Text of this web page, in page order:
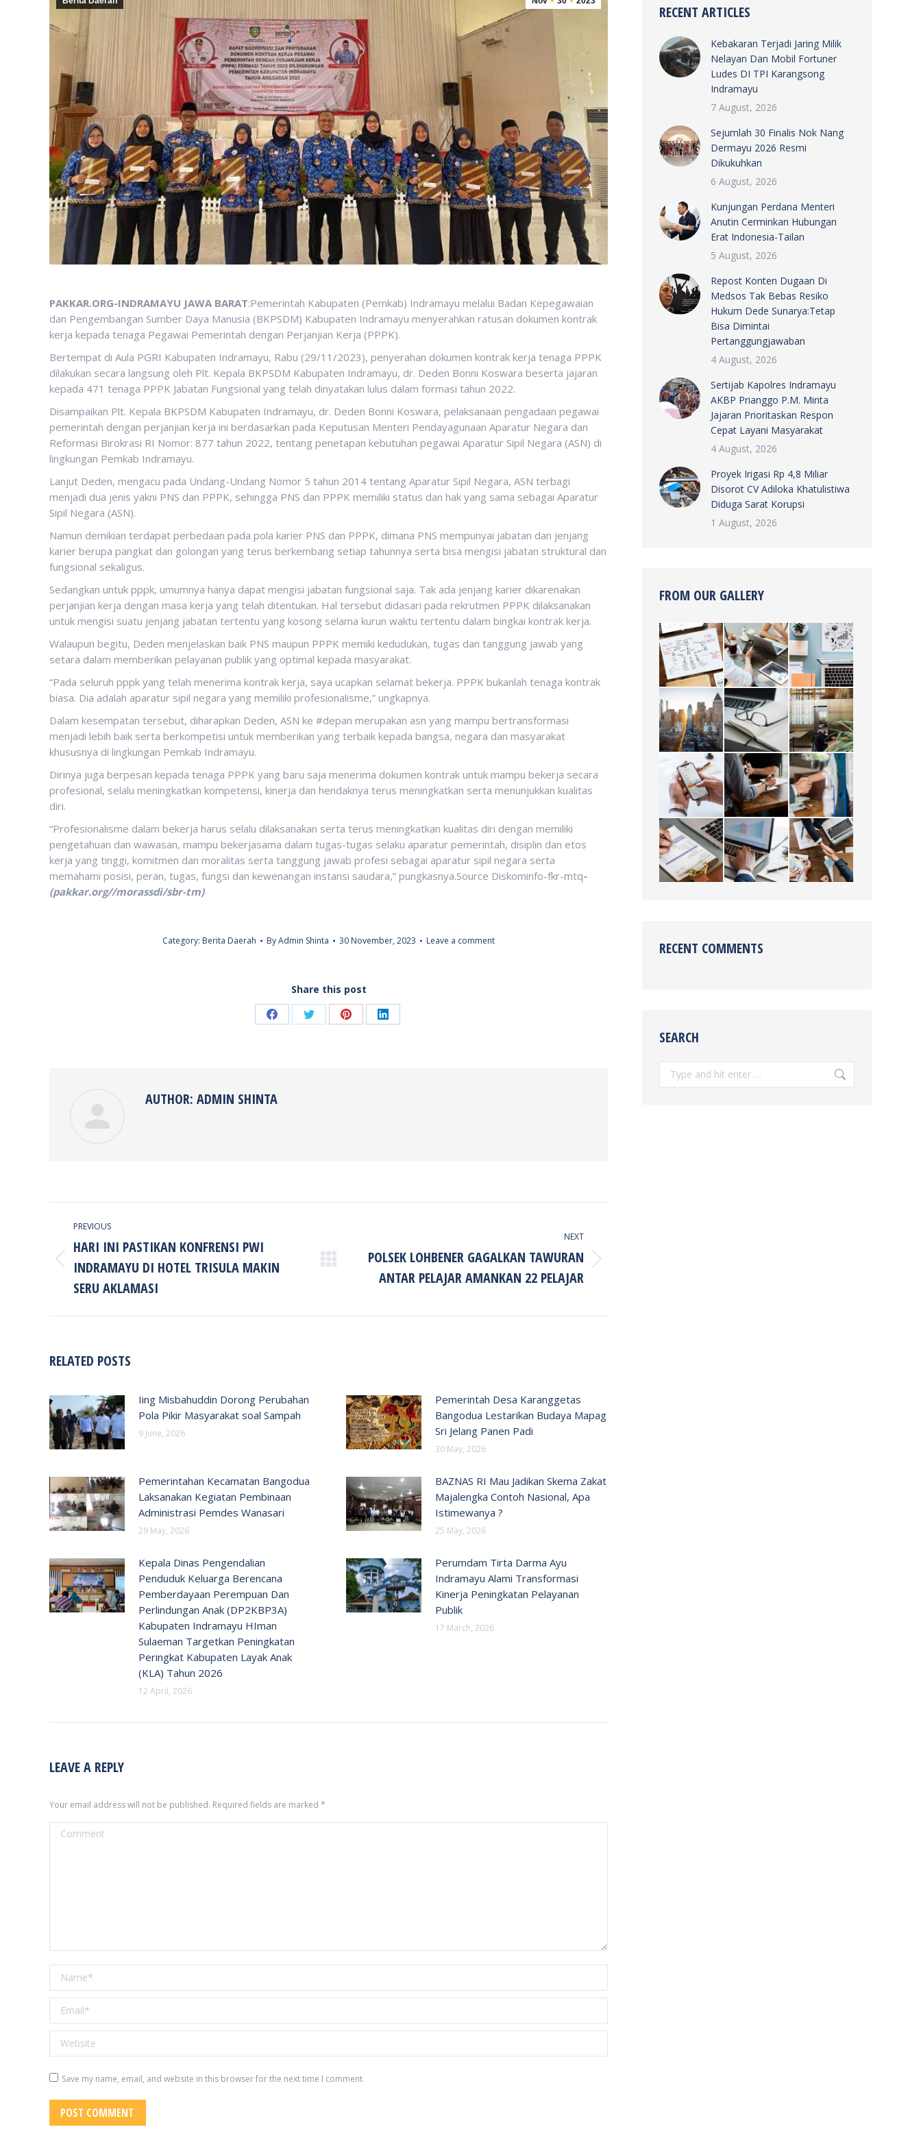
PAKKAR.ORG-INDRAMAYU JAWA BARAT:Pemerintah Kabupaten (Pemkab) Indramayu melalui Badan Kepegawaian
dan Pengembangan Sumber Daya Manusia (BKPSDM) Kabupaten Indramayu menyerahkan ratusan dokumen kontrak
kerja kepada tenaga Pegawai Pemerintah dengan Perjanjian Kerja (PPPK).
Bertempat di Aula PGRI Kabupaten Indramayu, Rabu (29/11/2023), penyerahan dokumen kontrak kerja tenaga PPPK
dilakukan secara langsung oleh Plt. Kepala BKPSDM Kabupaten Indramayu, dr. Deden Bonni Koswara beserta jajaran
kepada 471 tenaga PPPK Jabatan Fungsional yang telah dinyatakan lulus dalam formasi tahun 2022.
Disampaikan Plt. Kepala BKPSDM Kabupaten Indramayu, dr. Deden Bonni Koswara, pelaksanaan pengadaan pegawai
pemerintah dengan perjanjian kerja ini berdasarkan pada Keputusan Menteri Pendayagunaan Aparatur Negara dan
Reformasi Birokrasi RI Nomor: 877 tahun 2022, tentang penetapan kebutuhan pegawai Aparatur Sipil Negara (ASN) di
lingkungan Pemkab Indramayu.
Lanjut Deden, mengacu pada Undang-Undang Nomor 5 tahun 2014 tentang Aparatur Sipil Negara, ASN terbagi
menjadi dua jenis yakni PNS dan PPPK, sehingga PNS dan PPPK memiliki status dan hak yang sama sebagai Aparatur
Sipil Negara (ASN).
Namun demikian terdapat perbedaan pada pola karier PNS dan PPPK, dimana PNS mempunyai jabatan dan jenjang
karier berupa pangkat dan golongan yang terus berkembang setiap tahunnya serta bisa mengisi jabatan struktural dan
fungsional sekaligus.
Sedangkan untuk pppk, umumnya hanya dapat mengisi jabatan fungsional saja. Tak ada jenjang karier dikarenakan
perjanjian kerja dengan masa kerja yang telah ditentukan. Hal tersebut didasari pada rekrutmen PPPK dilaksanakan
untuk mengisi suatu jenjang jabatan tertentu yang kosong selama kurun waktu tertentu dalam bingkai kontrak kerja.
Walaupun begitu, Deden menjelaskan baik PNS maupun PPPK memiki kedudukan, tugas dan tanggung jawab yang
setara dalam memberikan pelayanan publik yang optimal kepada masyarakat.
“Pada seluruh pppk yang telah menerima kontrak kerja, saya ucapkan selamat bekerja. PPPK bukanlah tenaga kontrak
biasa. Dia adalah aparatur sipil negara yang memiliki profesionalisme,” ungkapnya.
Dalam kesempatan tersebut, diharapkan Deden, ASN ke #depan merupakan asn yang mampu bertransformasi
menjadi lebih baik serta berkompetisi untuk memberikan yang terbaik kepada bangsa, negara dan masyarakat
khususnya di lingkungan Pemkab Indramayu.
Dirinya juga berpesan kepada tenaga PPPK yang baru saja menerima dokumen kontrak untuk mampu bekerja secara
profesional, selalu meningkatkan kompetensi, kinerja dan hendaknya terus meningkatkan serta menunjukkan kualitas
diri.
“Profesionalisme dalam bekerja harus selalu dilaksanakan serta terus meningkatkan kualitas diri dengan memiliki
pengetahuan dan wawasan, mampu bekerjasama dalam tugas-tugas selaku aparatur pemerintah, disiplin dan etos
kerja yang tinggi, komitmen dan moralitas serta tanggung jawab profesi sebagai aparatur sipil negara serta
memahami posisi, peran, tugas, fungsi dan kewenangan instansi saudara,” pungkasnya.Source Diskominfo-fkr-mtq-
(pakkar.org//morassdi/sbr-tm)
Category: Berita Daerah ByAdmin Shinta 30 November, 2023 Leave a comment
Share this post
Share Share Share Share
AUTHOR: ADMIN SHINTA
NAVIGATION
PREVIOUS
Previous
post:
HARI INI PASTIKAN KONFRENSI PWI
INDRAMAYU DI HOTEL TRISULA MAKIN
SERU AKLAMASI
NEXT
Next
post:
POLSEK LOHBENER GAGALKAN TAWURAN
ANTAR PELAJAR AMANKAN 22 PELAJAR
RELATED POSTS
Iing Misbahuddin Dorong Perubahan
Pola Pikir Masyarakat soal Sampah
9 June, 2026
Pemerintah Desa Karanggetas
Bangodua Lestarikan Budaya Mapag
Sri Jelang Panen Padi
30 May, 2026
Pemerintahan Kecamatan Bangodua
Laksanakan Kegiatan Pembinaan
Administrasi Pemdes Wanasari
29 May, 2026
BAZNAS RI Mau Jadikan Skema Zakat
Majalengka Contoh Nasional, Apa
Istimewanya ?
25 May, 2026
Kepala Dinas Pengendalian
Penduduk Keluarga Berencana
Pemberdayaan Perempuan Dan
Perlindungan Anak (DP2KBP3A)
Kabupaten Indramayu HIman
Sulaeman Targetkan Peningkatan
Peringkat Kabupaten Layak Anak
(KLA) Tahun 2026
12 April, 2026
Perumdam Tirta Darma Ayu
Indramayu Alami Transformasi
Kinerja Peningkatan Pelayanan
Publik
17 March, 2026
LEAVE A REPLY
Your email address will not be published. Required fields are marked *
Comment
Name *
Email *
Website
Save my name, email, and website in this browser for the next time I comment.
POST COMMENT
RECENT ARTICLES
Kebakaran Terjadi Jaring Milik
Nelayan Dan Mobil Fortuner
Ludes DI TPI Karangsong
Indramayu
7 August, 2026
Sejumlah 30 Finalis Nok Nang
Dermayu 2026 Resmi
Dikukuhkan
6 August, 2026
Kunjungan Perdana Menteri
Anutin Cerminkan Hubungan
Erat Indonesia-Tailan
5 August, 2026
Repost Konten Dugaan Di
Medsos Tak Bebas Resiko
Hukum Dede Sunarya:Tetap
Bisa Dimintai
Pertanggungjawaban
4 August, 2026
Sertijab Kapolres Indramayu
AKBP Prianggo P.M. Minta
Jajaran Prioritaskan Respon
Cepat Layani Masyarakat
4 August, 2026
Proyek Irigasi Rp 4,8 Miliar
Disorot CV Adiloka Khatulistiwa
Diduga Sarat Korupsi
1 August, 2026
FROM OUR GALLERY
RECENT COMMENTS
SEARCH
Search: